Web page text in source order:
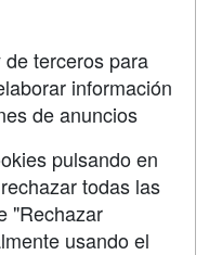
EN:
terceros para
información
de anuncios
pulsando en
todas las
"Rechazar
usando el